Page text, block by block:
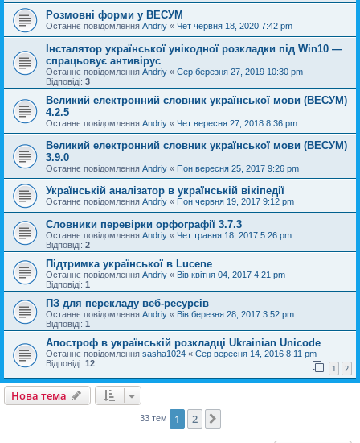
Розмовні форми у ВЕСУМ
Останнє повідомлення Andriy « Чет червня 18, 2020 7:42 pm
Інсталятор української унікодної розкладки під Win10 —
спрацьовує антивірус
Останнє повідомлення Andriy « Сер березня 27, 2019 10:30 pm
Відповіді: 3
Великий електронний словник української мови (ВЕСУМ)
4.2.5
Останнє повідомлення Andriy « Чет вересня 27, 2018 8:36 pm
Великий електронний словник української мови (ВЕСУМ)
3.9.0
Останнє повідомлення Andriy « Пон вересня 25, 2017 9:26 pm
Українській аналізатор в українській вікіпедії
Останнє повідомлення Andriy « Пон червня 19, 2017 9:12 pm
Словники перевірки орфографії 3.7.3
Останнє повідомлення Andriy « Чет травня 18, 2017 5:26 pm
Відповіді: 2
Підтримка української в Lucene
Останнє повідомлення Andriy « Вів квітня 04, 2017 4:21 pm
Відповіді: 1
ПЗ для перекладу веб-ресурсів
Останнє повідомлення Andriy « Вів березня 28, 2017 3:52 pm
Відповіді: 1
Апостроф в українській розкладці Ukrainian Unicode
Останнє повідомлення sasha1024 « Сер вересня 14, 2016 8:11 pm
Відповіді: 12 1 2
Нова тема
33 тем 1 2